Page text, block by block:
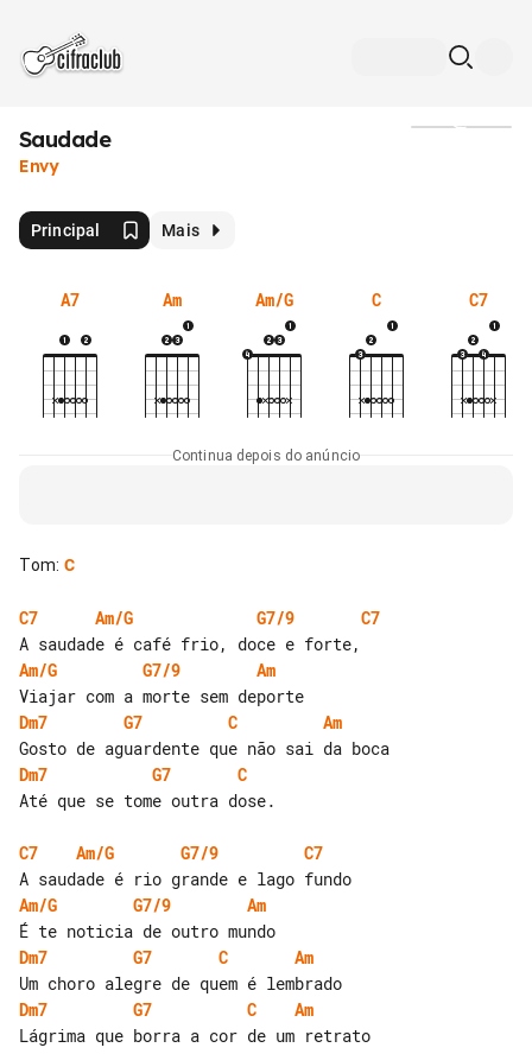
Saudade
Envy
Principal Mais
A7 Am Am/G C C7
Continua depois do anúncio
Tom: C
C7 Am/G G7/9
C7
Am/G
G7/9
Am
Dm7
G7 C
Am
Dm7
G7
C
Até que se tome outra dose.
C7 Am/G G7/9
C7
Am/G
G7/9
Am
Dm7
G7 C
Am
Dm7
G7 C
Am
Lágrima que borra a cor de um retrato